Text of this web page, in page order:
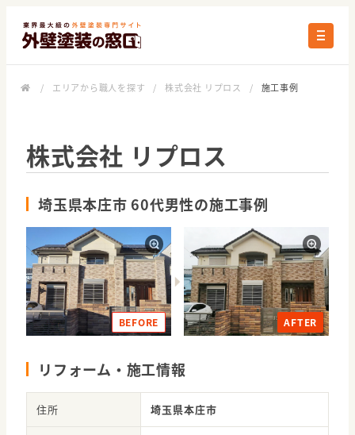
/ エリアから職人を探す / 株式会社 リプロス / 施工事例
株式会社 リプロス
埼玉県本庄市 60代男性の施工事例
BEFORE AFTER
リフォーム・施工情報
住所 埼玉県本庄市